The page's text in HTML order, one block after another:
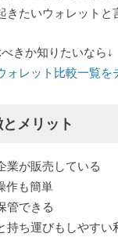
たいウォレットと
きか知りたいなら↓
ォレット比較一覧を
メリット
業が販売している
作も簡単
管できる
持ち運びもしやすい